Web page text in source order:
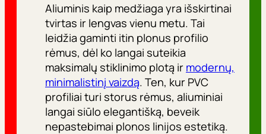
Aliuminis kaip medžiaga yra išskirtinai
tvirtas ir lengvas vienu metu. Tai
leidžia gaminti itin plonus profilio
rėmus, dėl ko langai suteikia
maksimalų stiklinimo plotą ir modernų,
minimalistinį vaizdą. Ten, kur PVC
profiliai turi storus rėmus, aliuminiai
langai siūlo elegantišką, beveik
nepastebimai plonos linijos estetiką.